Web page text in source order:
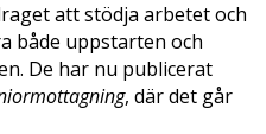
att stödja arbetet och
både uppstarten och
De har nu publicerat
, där det går